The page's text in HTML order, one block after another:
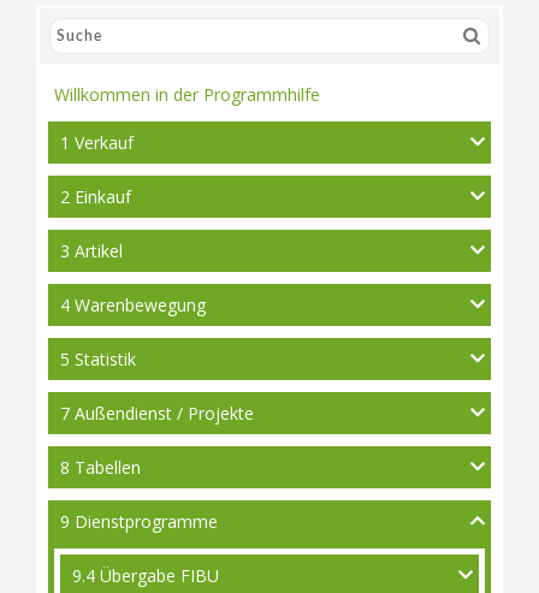
Willkommen in der Programmhilfe
1 Verkauf
2 Einkauf
3 Artikel
4 Warenbewegung
5 Statistik
7 Außendienst / Projekte
8 Tabellen
9 Dienstprogramme
9.4 Übergabe FIBU